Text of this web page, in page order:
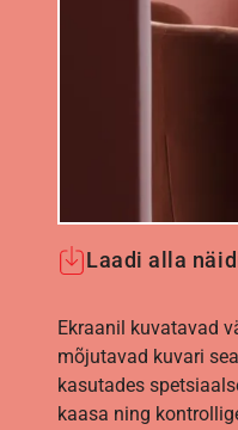
Laadi alla
Ekraanil kuvatavad
mõjutavad kuvari
kasutades
kaasa ning